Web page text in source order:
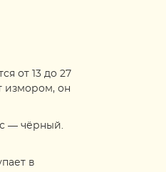
от 13 до 27
измором, он
— чёрный.
в